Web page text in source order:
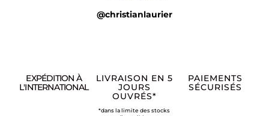
@christianlaurier
EXPÉDITION À
L'INTERNATIONAL
LIVRAISON EN 5
JOURS
OUVRÉS*
*dans la limite des stocks
PAIEMENTS
SÉCURISÉS